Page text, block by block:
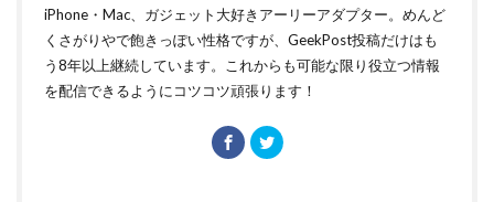
iPhone・Mac、ガジェット大好きアーリーアダプター。めんど
くさがりやで飽きっぽい性格ですが、GeekPost投稿だけはも
う8年以上継続しています。これからも可能な限り役立つ情報
を配信できるようにコツコツ頑張ります！